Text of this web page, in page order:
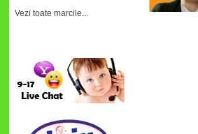
Vezi toate marcile...